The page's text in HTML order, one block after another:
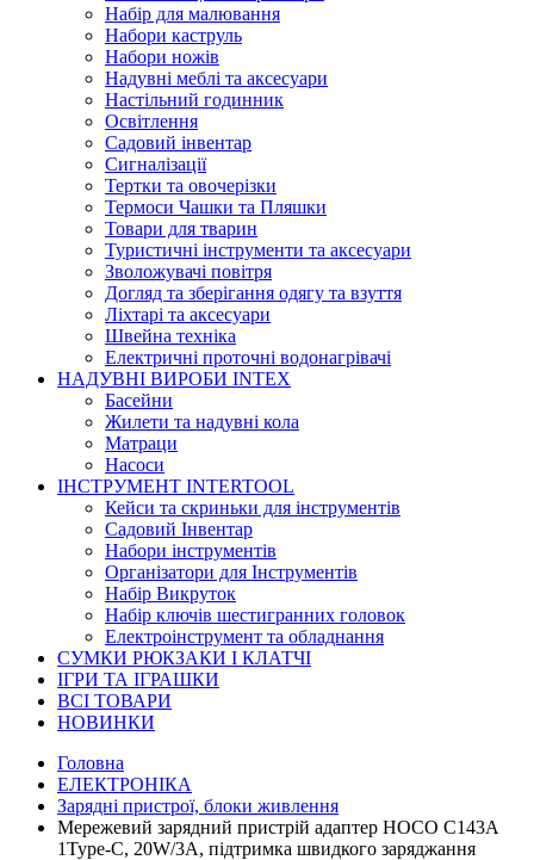
Набір для малювання
Набори каструль
Набори ножів
Надувні меблі та аксесуари
Настільний годинник
Освітлення
Садовий інвентар
Сигналізації
Тертки та овочерізки
Термоси Чашки та Пляшки
Товари для тварин
Туристичні інструменти та аксесуари
Зволожувачі повітря
Догляд та зберігання одягу та взуття
Ліхтарі та аксесуари
Швейна техніка
Електричні проточні водонагрівачі
НАДУВНІ ВИРОБИ INTEX
Басейни
Жилети та надувні кола
Матраци
Насоси
ІНСТРУМЕНТ INTERTOOL
Кейси та скриньки для інструментів
Садовий Інвентар
Набори інструментів
Організатори для Інструментів
Набір Викруток
Набір ключів шестигранних головок
Електроінструмент та обладнання
СУМКИ РЮКЗАКИ І КЛАТЧІ
ІГРИ ТА ІГРАШКИ
ВСІ ТОВАРИ
НОВИНКИ
Головна
ЕЛЕКТРОНІКА
Зарядні пристрої, блоки живлення
Мережевий зарядний пристрій адаптер HOCO C143A
1Type-C, 20W/3A, підтримка швидкого заряджання